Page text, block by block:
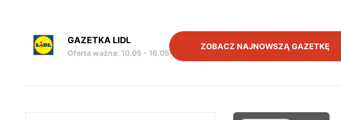
GAZETKA LIDL
Oferta ważna: 10.05 - 16.05
ZOBACZ NAJNOWSZĄ GAZETKĘ